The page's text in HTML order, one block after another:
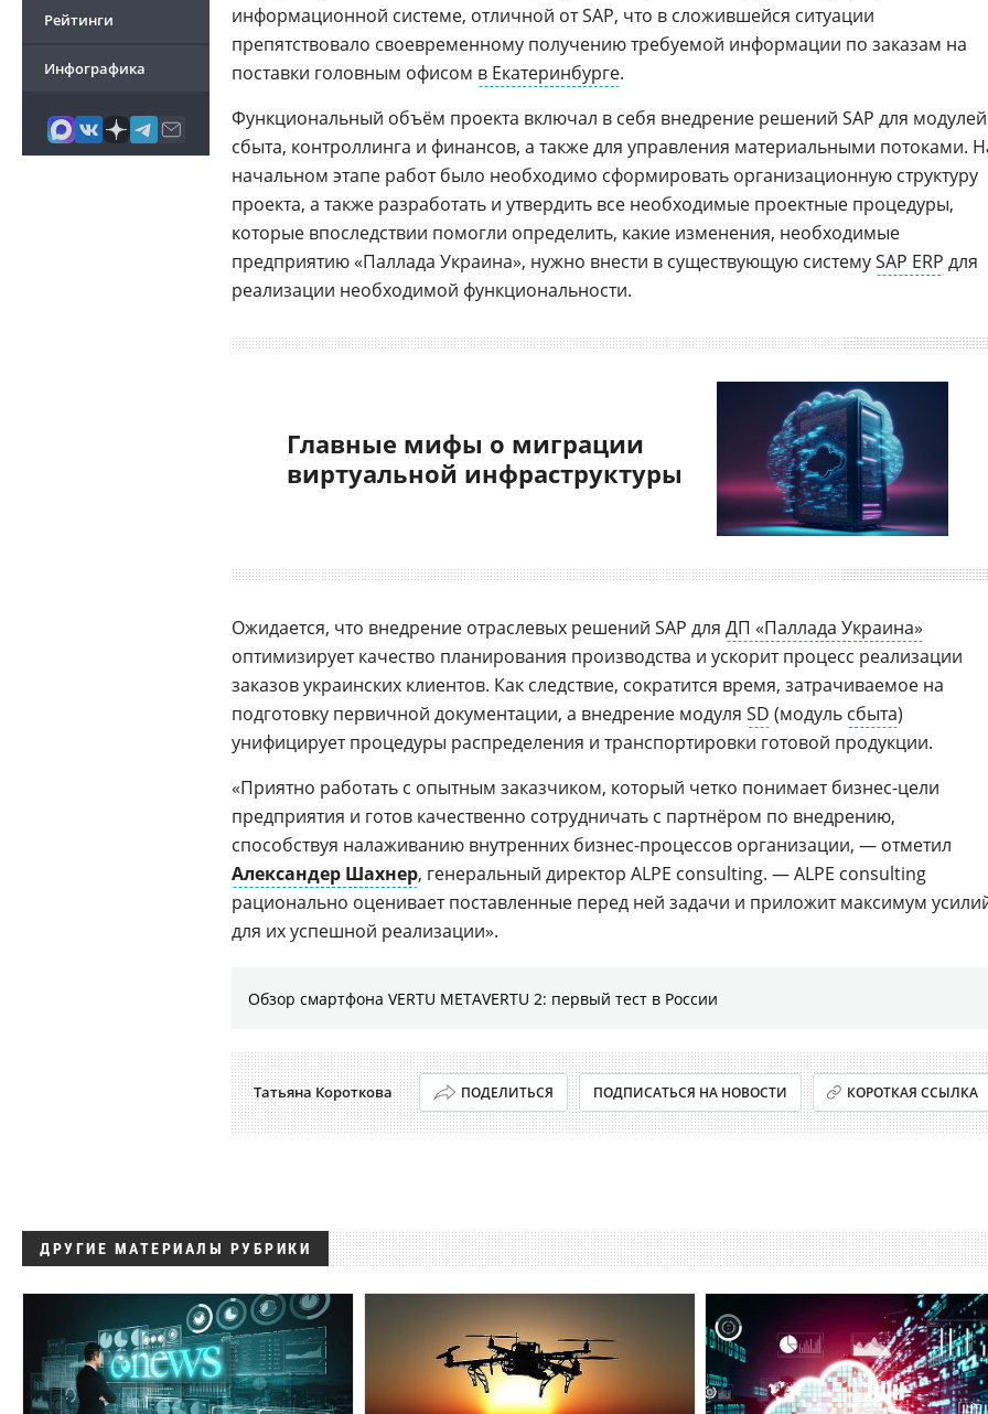
Рейтинги
Инфографика
информационной системе, отличной от SAP, что в сложившейся ситуации
препятствовало своевременному получению требуемой информации по заказам на
поставки головным офисом в Екатеринбурге.
Функциональный объём проекта включал в себя внедрение решений SAP для модулей
сбыта, контроллинга и финансов, а также для управления материальными потоками.
начальном этапе работ было необходимо сформировать организационную структуру
проекта, а также разработать и утвердить все необходимые проектные процедуры,
которые впоследствии помогли определить, какие изменения, необходимые
предприятию «Паллада Украина», нужно внести в существующую системуSAP ERP для
реализации необходимой функциональности.
Главные мифы о миграции
виртуальной инфраструктуры
Ожидается, что внедрение отраслевых решений SAP для ДП «Паллада Украина»
оптимизирует качество планирования производства и ускорит процесс реализации
заказов украинских клиентов. Как следствие, сократится время, затрачиваемое на
подготовку первичной документации, а внедрение модуля SD (модуль сбыта)
унифицирует процедуры распределения и транспортировки готовой продукции.
«Приятно работать с опытным заказчиком, который четко понимает бизнес-цели
предприятия и готов качественно сотрудничать с партнёром по внедрению,
способствуя налаживанию внутренних бизнес-процессов организации, — отметил
Александер Шахнер, генеральный директор ALPE consulting. — ALPE consulting
рационально оценивает поставленные перед ней задачи и приложит максимум
для их успешной реализации».
Обзор смартфона VERTU METAVERTU 2: первый тест в России
Татьяна Короткова ПОДЕЛИТЬСЯ ПОДПИСАТЬСЯ НА НОВОСТИ КОРОТКАЯ ССЫЛКА
ДРУГИЕ МАТЕРИАЛЫ РУБРИКИ